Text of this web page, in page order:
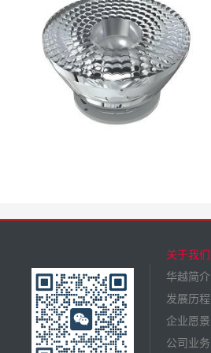
关于我们
华越简介
发展历程
企业愿景
公司业务